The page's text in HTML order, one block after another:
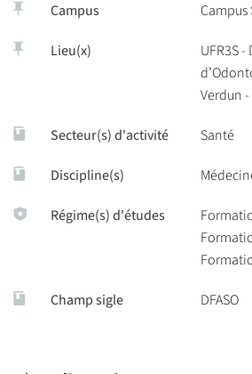
Campus Campus
Lieu(x)
UFR3S
Verdun
Secteur(s) d'activité Santé
Discipline(s)
Régime(s) d'études
Champ sigle DFASO